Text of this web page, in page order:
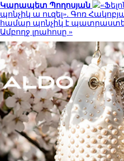
Կարապետ Պողոսյան
պոնչիկ ա ուզել». Գոռ
համար պոնչիկ է
Ամբողջ լրահոսը »